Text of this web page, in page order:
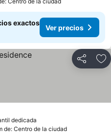
exactos
Ver precios
Compartir
dedicada
de: Centro de la ciudad